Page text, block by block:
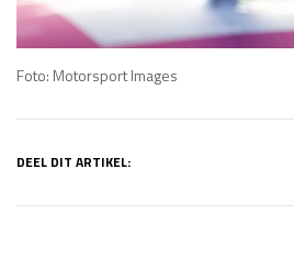
Foto: Motorsport Images
DEEL DIT ARTIKEL: